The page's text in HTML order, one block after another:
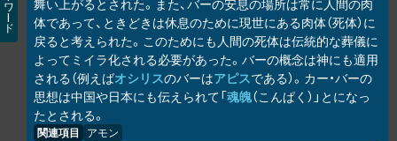
画像資料便覧
LINK
ワ
ド
舞い上がるとされた。また、バーの安息の場所は常に人間の肉
体であって、ときどきは休息のために現世にある肉体（死体）に
戻ると考えられた。このためにも人間の死体は伝統的な葬儀に
よってミイラ化される必要があった。バーの概念は神にも適用
される（例えばオシリスのバーはアピスである）。カー・バーの
思想は中国や日本にも伝えられて「魂魄（こんぱく）」とになっ
たとされる。
関連項目 アモン